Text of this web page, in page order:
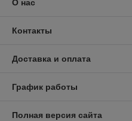
О нас
Контакты
Доставка и оплата
График работы
Полная версия сайта